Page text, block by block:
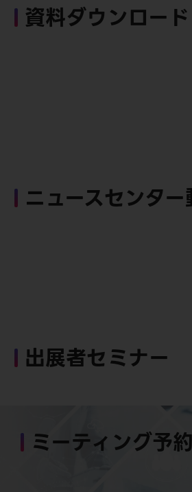
資料ダウンロード
ニュースセンタ
出展者セミナー
ミーティング予約